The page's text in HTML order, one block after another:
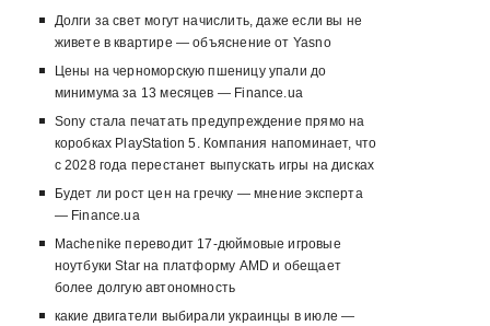
Долги за свет могут начислить, даже если вы не
живете в квартире — объяснение от Yasno
Цены на черноморскую пшеницу упали до
минимума за 13 месяцев — Finance.ua
Sony стала печатать предупреждение прямо на
коробках PlayStation 5. Компания напоминает, что
с 2028 года перестанет выпускать игры на дисках
Будет ли рост цен на гречку — мнение эксперта
— Finance.ua
Machenike переводит 17-дюймовые игровые
ноутбуки Star на платформу AMD и обещает
более долгую автономность
какие двигатели выбирали украинцы в июле —